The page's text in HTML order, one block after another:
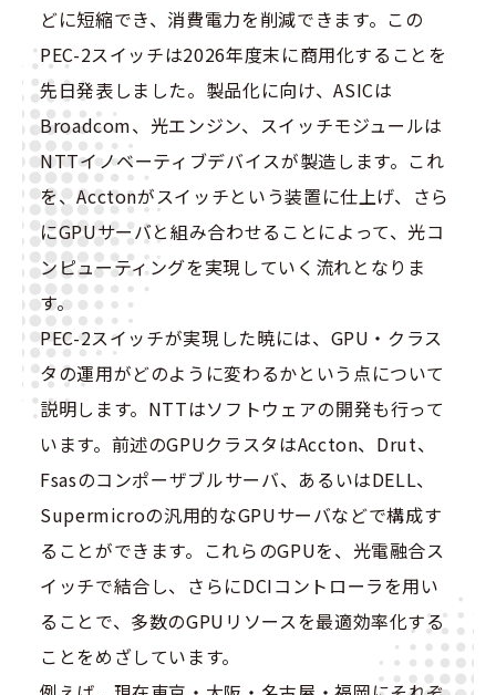
どに短縮でき、消費電力を削減できます。この
PEC-2スイッチは2026年度末に商用化することを
先日発表しました。製品化に向け、ASICは
Broadcom、光エンジン、スイッチモジュールは
NTTイノベーティブデバイスが製造します。これ
を、Acctonがスイッチという装置に仕上げ、さら
にGPUサーバと組み合わせることによって、光コ
ンピューティングを実現していく流れとなりま
す。
PEC-2スイッチが実現した暁には、GPU・クラス
タの運用がどのように変わるかという点について
説明します。NTTはソフトウェアの開発も行って
います。前述のGPUクラスタはAccton、Drut、
Fsasのコンポーザブルサーバ、あるいはDELL、
Supermicroの汎用的なGPUサーバなどで構成す
ることができます。これらのGPUを、光電融合ス
イッチで結合し、さらにDCIコントローラを用い
ることで、多数のGPUリソースを最適効率化する
ことをめざしています。